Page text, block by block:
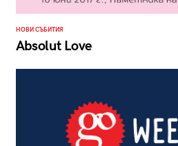
НОВИ СЪБИТИЯ
Absolut Love